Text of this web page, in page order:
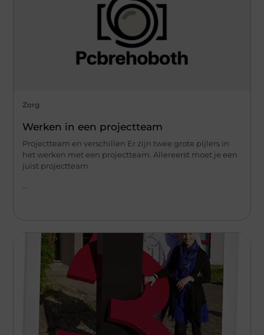
Zorg
Werken in een projectteam
Projectteam en verschillen Er zijn twee grote pijlers in
het werken met een projectteam. Allereerst moet je een
juist projectteam
...